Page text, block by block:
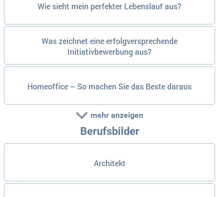
Wie sieht mein perfekter Lebenslauf aus?
Was zeichnet eine erfolgversprechende
Initiativbewerbung aus?
Homeoffice – So machen Sie das Beste daraus
mehr anzeigen
Berufsbilder
Architekt